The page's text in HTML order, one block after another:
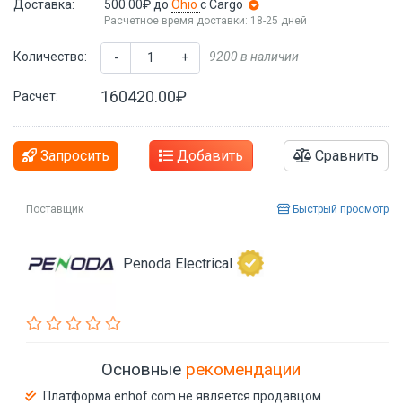
Доставка: 500.00₽ до Ohio с Cargo
Расчетное время доставки: 18-25 дней
Количество: - + 9200 в наличии
Расчет: 160420.00₽
Запросить Добавить Сравнить
Поставщик Быстрый просмотр
Penoda Electrical
Основные рекомендации
Платформа enhof.com не является продавцом